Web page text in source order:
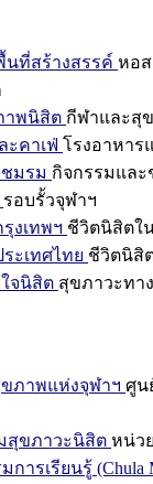
ที่สร้างสรรค์ หอ
าพนิสิต กีฬาและสุ
ะคาเฟ่ โรงอาหาร
มรม กิจกรรมและ
รอบรั้วจุฬาฯ
งเทพฯ ชีวิตนิสิตใ
ะเทศไทย ชีวิตนิสิ
จนิสิต สุขภาวะทา
ภาพแห่งจุฬาฯ ศูน
สุขภาวะนิสิต หน่ว
ารเรียนรู้ (Chula